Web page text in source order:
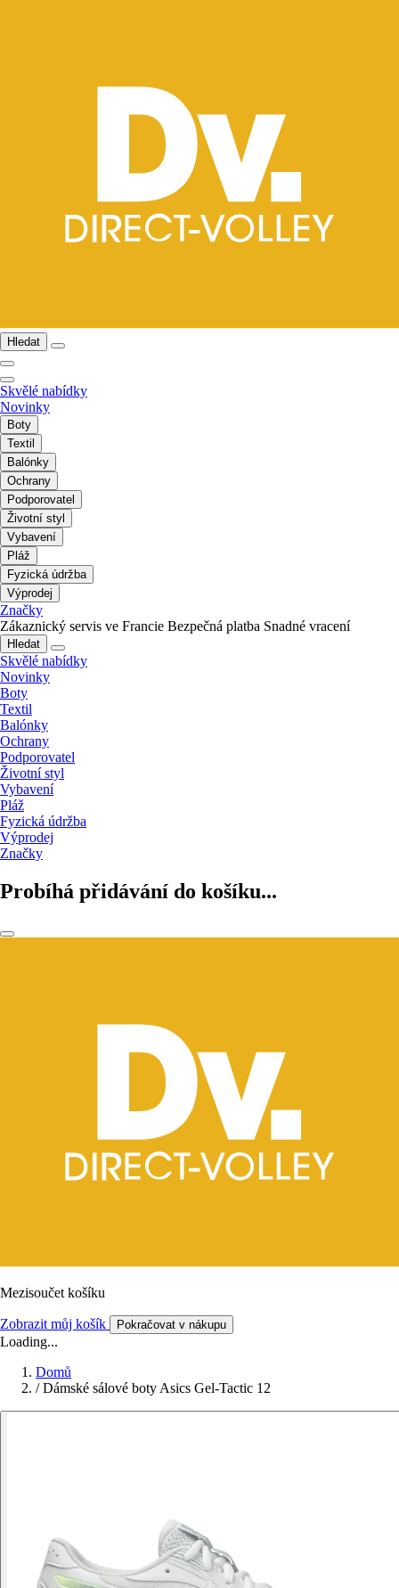
Hledat
Skvělé nabídky
Novinky
Boty
Textil
Balónky
Ochrany
Podporovatel
Životní styl
Vybavení
Pláž
Fyzická údržba
Výprodej
Značky
Zákaznický servis ve Francie Bezpečná platba Snadné vracení
Hledat
Skvělé nabídky
Novinky
Boty
Textil
Balónky
Ochrany
Podporovatel
Životní styl
Vybavení
Pláž
Fyzická údržba
Výprodej
Značky
Probíhá přidávání do košíku...
Mezisoučet košíku
Zobrazit můj košík Pokračovat v nákupu
Loading...
Domů
/ Dámské sálové boty Asics Gel-Tactic 12